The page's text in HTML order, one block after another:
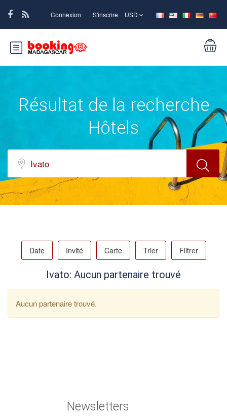
Connexion S'inscrire USD
Résultat de la recherche
Hôtels
Date Invité Carte Trier Filtrer
Ivato: Aucun partenaire trouvé
Aucun partenaire trouvé.
Newsletters